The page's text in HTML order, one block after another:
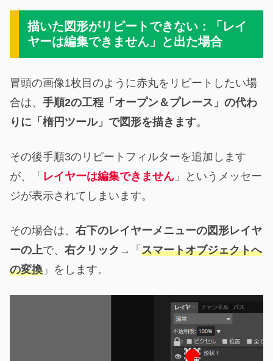
描いた図形がリピートできない：「レイ
ヤーは編集できません」と出た場合
冒頭の画像1枚目のように赤丸をリピートしたい場
合は、 手順2の工程「オープン＆プレース」の代わ
りに「楕円ツール」で図形を描きます。
その後手順3のリピートフィルターを追加します
が、「 レイヤーは編集できません 」というメッセー
ジが表示されてしまいます。
その場合は、 右下のレイヤーメニューの図形レイヤ
ーの上で、 右クリック →「 スマートオブジェクトへ
の変換 」をします。